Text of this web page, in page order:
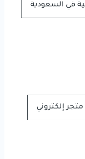
في السعودية
متجر إلكتروني